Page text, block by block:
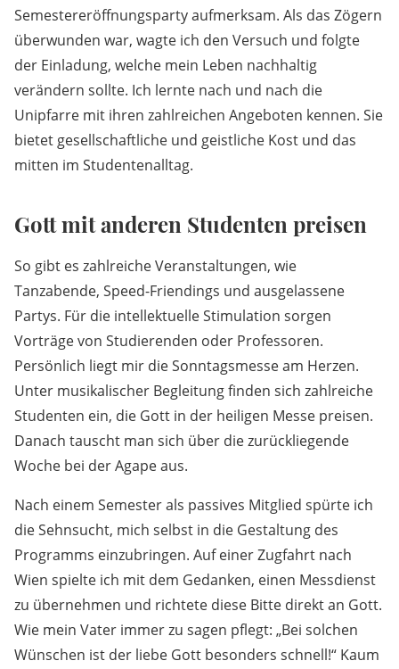
Semestereröffnungsparty aufmerksam. Als das Zögern
überwunden war, wagte ich den Versuch und folgte
der Einladung, welche mein Leben nachhaltig
verändern sollte. Ich lernte nach und nach die
Unipfarre mit ihren zahlreichen Angeboten kennen. Sie
bietet gesellschaftliche und geistliche Kost und das
mitten im Studentenalltag.
Gott mit anderen Studenten preisen
So gibt es zahlreiche Veranstaltungen, wie
Tanzabende, Speed-Friendings und ausgelassene
Partys. Für die intellektuelle Stimulation sorgen
Vorträge von Studierenden oder Professoren.
Persönlich liegt mir die Sonntagsmesse am Herzen.
Unter musikalischer Begleitung finden sich zahlreiche
Studenten ein, die Gott in der heiligen Messe preisen.
Danach tauscht man sich über die zurückliegende
Woche bei der Agape aus.
Nach einem Semester als passives Mitglied spürte ich
die Sehnsucht, mich selbst in die Gestaltung des
Programms einzubringen. Auf einer Zugfahrt nach
Wien spielte ich mit dem Gedanken, einen Messdienst
zu übernehmen und richtete diese Bitte direkt an Gott.
Wie mein Vater immer zu sagen pflegt: „Bei solchen
Wünschen ist der liebe Gott besonders schnell!“ Kaum